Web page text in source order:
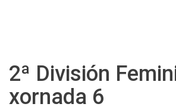
2ª División
xornada 6